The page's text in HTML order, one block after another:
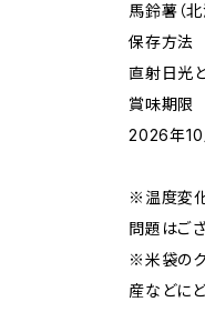
馬鈴薯（北
保存方法
直射日光
賞味期限
2026年10
※温度変
問題はご
※米袋のク
産などに